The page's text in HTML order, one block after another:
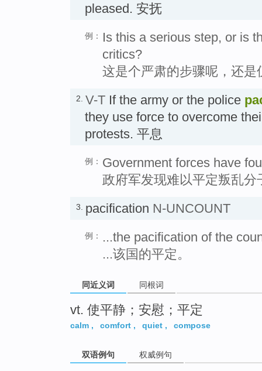
pleased. 安抚
例：
Is this a serious step, or is
critics?
这是个严肃的步骤呢，还
2. V-T If the army or the police
they use force to overcome
protests. 平息
例： Government forces have
政府军发现难以平定叛乱分
3. pacification N-UNCOUNT
例：
...the pacification of the
...该国的平定。
同近义词 同根词
vt. 使平静；安慰；平定
calm , comfort , quiet , compose
双语例句 权威例句